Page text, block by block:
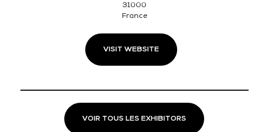
31000
France
VISIT WEBSITE
VOIR TOUS LES EXHIBITORS